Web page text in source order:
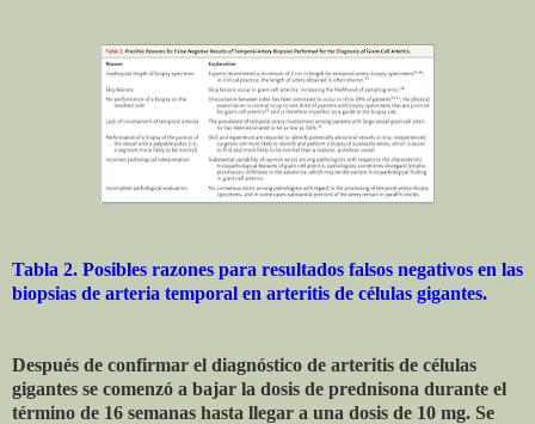
Tabla 2. Posibles razones para resultados falsos negativos en las
biopsias de arteria temporal en arteritis de células gigantes.
Después de confirmar el diagnóstico de arteritis de células
gigantes se comenzó a bajar la dosis de prednisona durante el
término de 16 semanas hasta llegar a una dosis de 10 mg. Se